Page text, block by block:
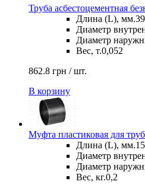
Труба асбестоцементная
Длина (L), мм.
Диаметр
Диаметр
Вес, т.0,052
862.8 грн / шт.
В корзину
Муфта пластиковая для
Длина (L), мм.
Диаметр
Диаметр
Вес, кг.0,2